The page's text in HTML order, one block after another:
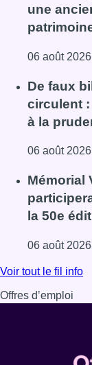
une
06 août
Lire l'article
De faux
circulent
à la
06 août
Lire l'article
Mémorial
la 50e
06 août
Lire l'article
Voir tout le fil info
Offres d’emploi